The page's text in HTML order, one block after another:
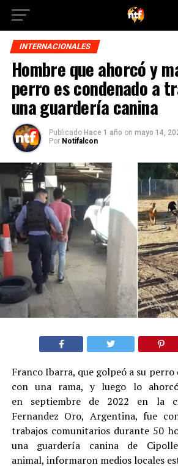
INTERNACIONALES
Hombre que ahorcó y
perro es condenado a
una guardería canina
Publicado Hace 1 año on mayo 14,
Por Notifalcon
Franco Ibarra, que golpeó a su perro
con una rama, y luego lo
en septiembre de 2022 en la
Fernandez Oro, Argentina, fue
trabajos comunitarios durante 50
una guardería canina de
animal, informaron medios locales